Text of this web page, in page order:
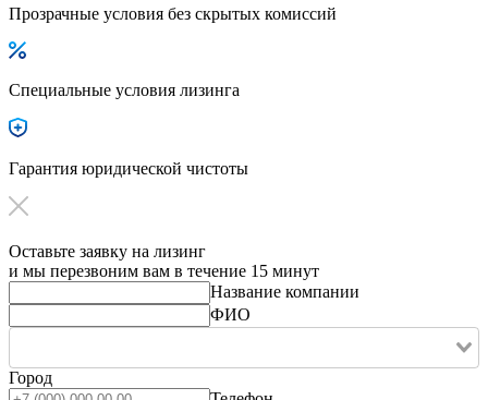
Прозрачные условия без скрытых комиссий
Специальные условия лизинга
Гарантия юридической чистоты
Оставьте заявку на лизинг
и мы перезвоним вам в течение 15 минут
Название компании
ФИО
Город